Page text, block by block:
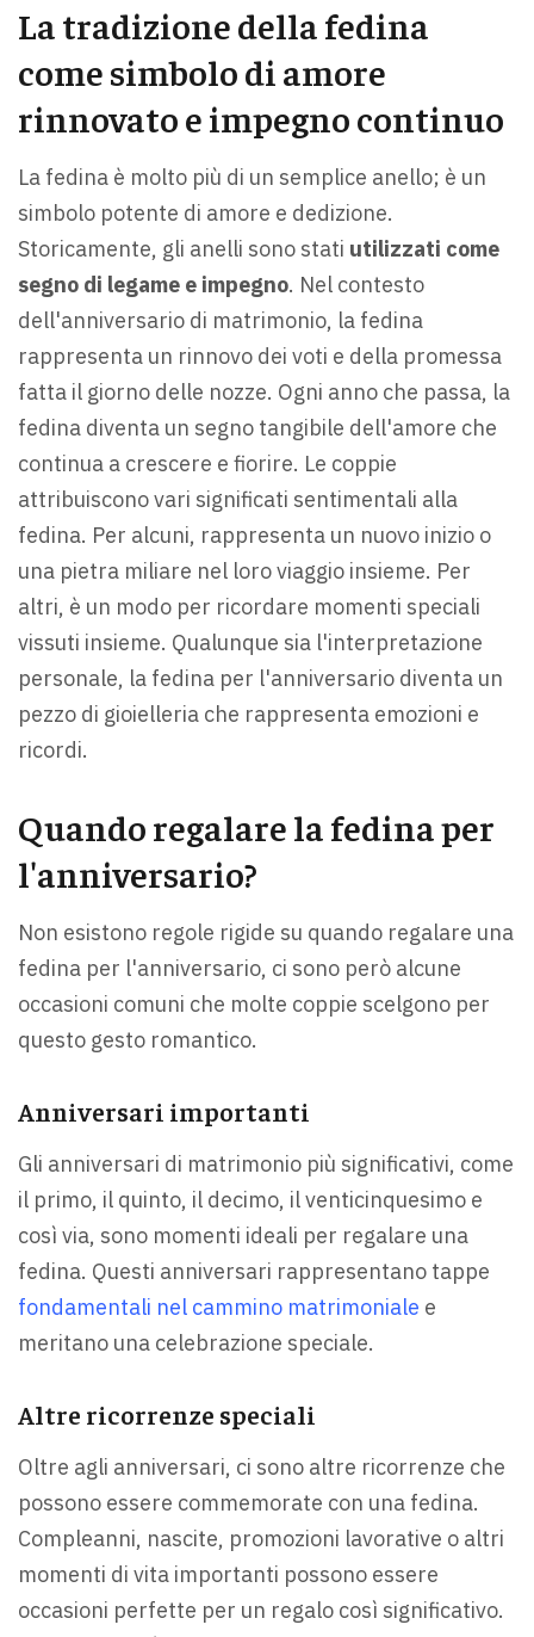
La tradizione della fedina
come simbolo di amore
rinnovato e impegno continuo
La fedina è molto più di un semplice anello; è un
simbolo potente di amore e dedizione.
Storicamente, gli anelli sono stati utilizzati come
segno di legame e impegno. Nel contesto
dell'anniversario di matrimonio, la fedina
rappresenta un rinnovo dei voti e della promessa
fatta il giorno delle nozze. Ogni anno che passa, la
fedina diventa un segno tangibile dell'amore che
continua a crescere e fiorire. Le coppie
attribuiscono vari significati sentimentali alla
fedina. Per alcuni, rappresenta un nuovo inizio o
una pietra miliare nel loro viaggio insieme. Per
altri, è un modo per ricordare momenti speciali
vissuti insieme. Qualunque sia l'interpretazione
personale, la fedina per l'anniversario diventa un
pezzo di gioielleria che rappresenta emozioni e
ricordi.
Quando regalare la fedina per
l'anniversario?
Non esistono regole rigide su quando regalare una
fedina per l'anniversario, ci sono però alcune
occasioni comuni che molte coppie scelgono per
questo gesto romantico.
Anniversari importanti
Gli anniversari di matrimonio più significativi, come
il primo, il quinto, il decimo, il venticinquesimo e
così via, sono momenti ideali per regalare una
fedina. Questi anniversari rappresentano tappe
fondamentali nel cammino matrimoniale e
meritano una celebrazione speciale.
Altre ricorrenze speciali
Oltre agli anniversari, ci sono altre ricorrenze che
possono essere commemorate con una fedina.
Compleanni, nascite, promozioni lavorative o altri
momenti di vita importanti possono essere
occasioni perfette per un regalo così significativo.